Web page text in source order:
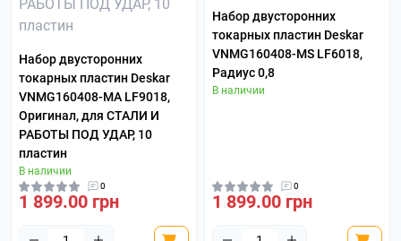
Набор двусторонних
токарных пластин Deskar
VNMG160408-MA LF9018,
Оригинал, для СТАЛИ И
РАБОТЫ ПОД УДАР, 10
пластин
В наличии
0
1 899.00 грн
Набор двусторонних
токарных пластин Deskar
VNMG160408-MS LF6018,
Радиус 0,8
В наличии
0
1 899.00 грн